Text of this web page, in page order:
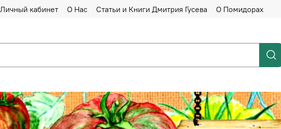
Личный кабинет О Нас Статьи и Книги Дмитрия Гусева О Помидорах